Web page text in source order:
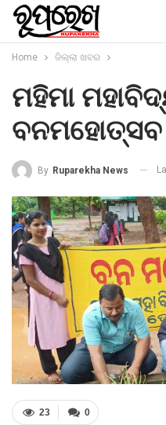
Home ଜିଲ୍ଲା ଖବର
ମହିମା
ବନମହୋତ୍ସବ
By Ruparekha News
0
23